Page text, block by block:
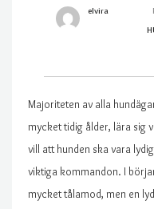
elvira
Majoriteten av alla
mycket tidig ålder, lära sig
vill att hunden ska vara
viktiga kommandon. I
mycket tålamod, men en